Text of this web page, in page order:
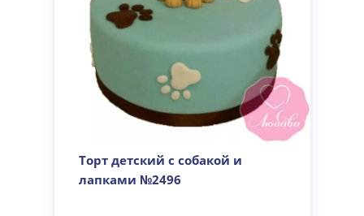
Торт детский с собакой и
лапками №2496